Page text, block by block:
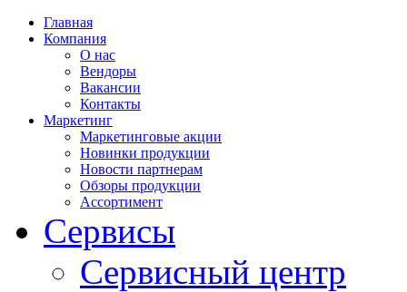
Главная
Компания
О нас
Вендоры
Вакансии
Контакты
Маркетинг
Маркетинговые акции
Новинки продукции
Новости партнерам
Обзоры продукции
Ассортимент
Сервисы
Сервисный центр